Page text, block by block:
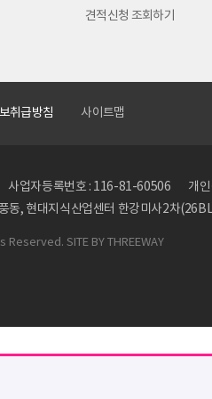
견적신청 조회하기
취급방침 사이트맵
사업자등록번호 : 116-81-60506
개
동, 현대지식산업센터 한강미사2차
Reserved. SITE BY THREEWAY